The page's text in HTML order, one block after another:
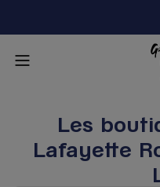
Les
Lafayette